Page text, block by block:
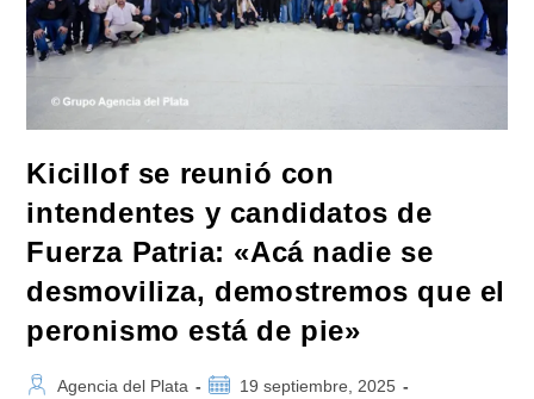
Los
Sectores»
Kicillof se reunió con
intendentes y candidatos de
Fuerza Patria: «Acá nadie se
desmoviliza, demostremos que el
peronismo está de pie»
AutorAgencia del Plata
Publicación
19 septiembre, 2025